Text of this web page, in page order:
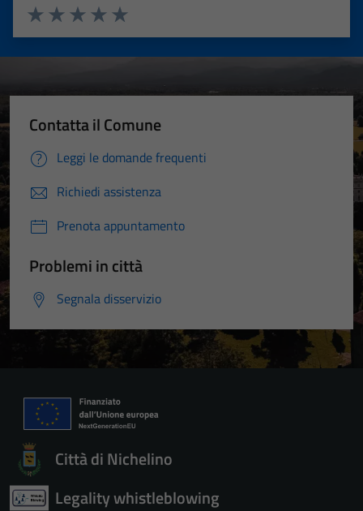
Valuta 5 stelle su 5
Valuta 4 stelle su 5
Valuta 3 stelle su 5
Valuta 2 stelle su 5
Valuta 1 stelle su 5
Contatta il Comune
Leggi le domande frequenti
Richiedi assistenza
Prenota appuntamento
Problemi in città
Segnala disservizio
Città di Nichelino
Legality whistleblowing